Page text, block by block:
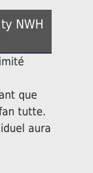
NWH
que
tutte.
aura